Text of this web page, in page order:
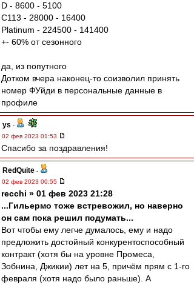
D - 8600 - 5100
C113 - 28000 - 16400
Platinum - 224500 - 141400
+- 60% от сезонного
да, из попутного
Дотком вчера наконец-то соизволил принять
номер ФУйди в персональные данные в
профиле
ys -
02 фев 2023 01:53
Спасибо за поздравления!
RedQuite -
02 фев 2023 00:55
recchi » 01 фев 2023 21:28
...Гильермо тоже встревожил, но наверно
он сам пока решил подумать...
Вот чтобы ему легче думалось, ему и надо
предложить достойный конкурентоспособный
контракт (хотя бы на уровне Промеса,
Зобнина, Джикии) лет на 5, причём прям с 1-го
февраля (хотя надо было раньше). А